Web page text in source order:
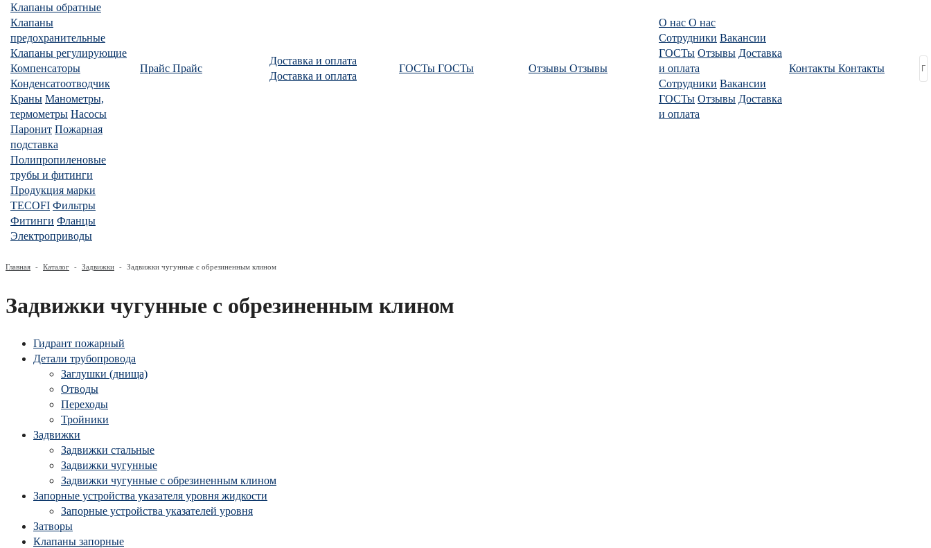
Клапаны обратные
Клапаны
предохранительные
Клапаны регулирующие
Компенсаторы
Конденсатоотводчик
Краны Манометры,
термометры Насосы
Паронит Пожарная
подставка
Полипропиленовые
трубы и фитинги
Продукция марки
TECOFI Фильтры
Фитинги Фланцы
Электроприводы
Прайс Прайс
Доставка и оплата
Доставка и оплата
ГОСТы ГОСТы Отзывы Отзывы
О нас О нас
Сотрудники Вакансии
ГОСТы Отзывы Доставка
и оплата
Сотрудники Вакансии
ГОСТы Отзывы Доставка
и оплата
Контакты Контакты
Главная - Каталог - Задвижки - Задвижки чугунные с обрезиненным клином
Задвижки чугунные с обрезиненным клином
Гидрант пожарный
Детали трубопровода
Заглушки (днища)
Отводы
Переходы
Тройники
Задвижки
Задвижки стальные
Задвижки чугунные
Задвижки чугунные с обрезиненным клином
Запорные устройства указателя уровня жидкости
Запорные устройства указателей уровня
Затворы
Клапаны запорные